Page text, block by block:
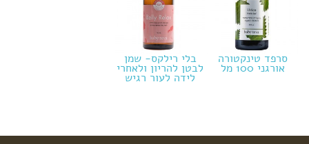
סרפד טינקטורה
אורגני 100 מל
בלי רילקס- שמן
לבטן להריון ולאחרי
לידה לעור רגיש